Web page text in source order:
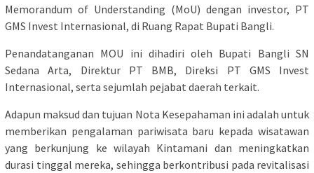
Memorandum of Understanding (MoU) dengan investor, PT
GMS Invest Internasional, di Ruang Rapat Bupati Bangli.
Penandatanganan MOU ini dihadiri oleh Bupati Bangli SN
Sedana Arta, Direktur PT BMB, Direksi PT GMS Invest
Internasional, serta sejumlah pejabat daerah terkait.
Adapun maksud dan tujuan Nota Kesepahaman ini adalah untuk
memberikan pengalaman pariwisata baru kepada wisatawan
yang berkunjung ke wilayah Kintamani dan meningkatkan
durasi tinggal mereka, sehingga berkontribusi pada revitalisasi